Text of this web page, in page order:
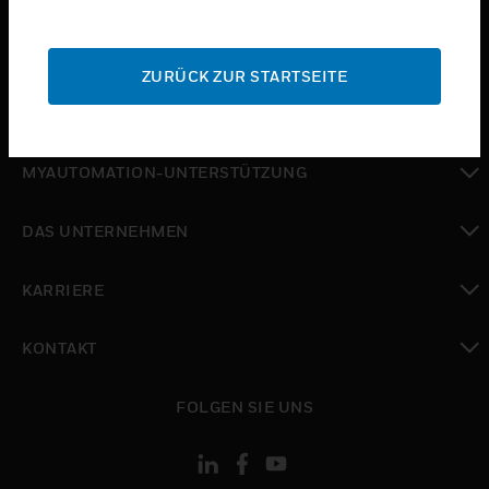
SUPPORT
toggle view
toggle view
MYAUTOMATION-UNTERSTÜTZUNG
DAS UNTERNEHMEN
KARRIERE
KONTAKT
FOLGEN SIE UNS
ZURÜCK ZUR STARTSEITE